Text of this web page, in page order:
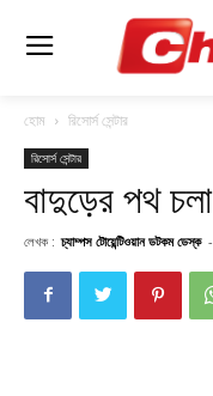
হোম রিসোর্স সেন্টার
রিসোর্স সেন্টার
বাদুড়ের পথ চলা
লেখক : চ্যাম্পস টোয়েন্টিওয়ান ডটকম ডেস্ক -